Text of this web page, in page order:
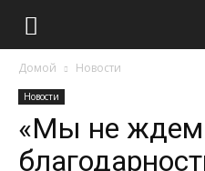
Домой Новости
Новости
«Мы не ждем